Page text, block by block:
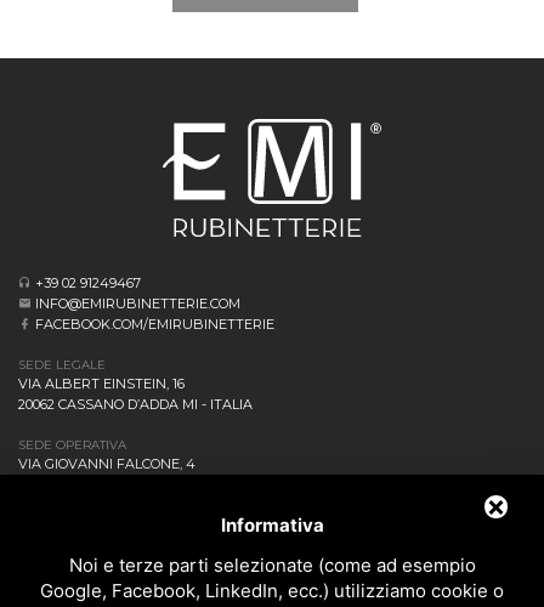
+39 02 91249467
INFO@EMIRUBINETTERIE.COM
FACEBOOK.COM/EMIRUBINETTERIE
SEDE LEGALE
VIA ALBERT EINSTEIN, 16
20062 CASSANO D’ADDA MI - ITALIA
SEDE OPERATIVA
VIA GIOVANNI FALCONE, 4
DOWNLOAD
CONTATTACI!
Informativa
Noi e terze parti selezionate (come ad esempio
Google, Facebook, LinkedIn, ecc.) utilizziamo cookie o